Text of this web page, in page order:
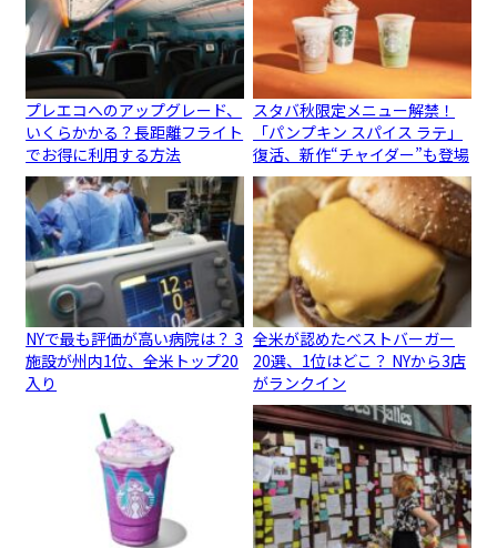
プレエコへのアップグレード、
いくらかかる？長距離フライト
でお得に利用する方法
スタバ秋限定メニュー解禁！
「パンプキン スパイス ラテ」
復活、新作“チャイダー”も登場
NYで最も評価が高い病院は？ 3
施設が州内1位、全米トップ20
入り
全米が認めたベストバーガー
20選、1位はどこ？ NYから3店
がランクイン